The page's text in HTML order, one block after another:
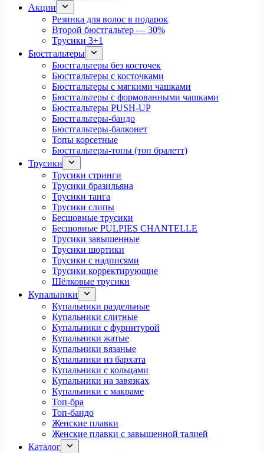
Акции
Резинка для волос в подарок
Второй бюстгальтер — 30%
Трусики 3+1
Бюстгальтеры
Бюстгальтеры без косточек
Бюстгальтеры с косточками
Бюстгальтеры с мягкими чашками
Бюстгальтеры с формованными чашками
Бюстгальтеры PUSH-UP
Бюстгальтеры-бандо
Бюстгальтеры-балконет
Топы корсетные
Бюстгальтеры-топы (топ бралетт)
Трусики
Трусики стринги
Трусики бразильяна
Трусики танга
Трусики слипы
Бесшовные трусики
Бесшовные PULPIES CHANTELLE
Трусики завышенные
Трусики шортики
Трусики с надписями
Трусики корректирующие
Шёлковые трусики
Купальники
Купальники раздельные
Купальники слитные
Купальники с фурнитурой
Купальники жатые
Купальники вязаные
Купальники из бархата
Купальники с кольцами
Купальники на завязках
Купальники с макраме
Топ-бра
Топ-бандо
Женские плавки
Женские плавки с завышенной талией
Каталог